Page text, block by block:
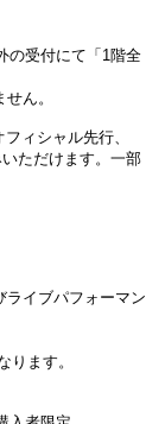
の受付にて「 1階全
ん。
ィシャル先行、
ただけます。一部
ライブパフォーマン
ります。